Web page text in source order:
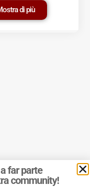
di più
far parte
community!